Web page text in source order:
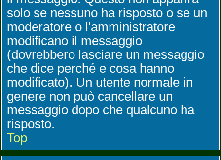
solo se nessuno ha risposto o se un
moderatore o l'amministratore
modificano il messaggio
(dovrebbero lasciare un messaggio
che dice perché e cosa hanno
modificato). Un utente normale in
genere non può cancellare un
messaggio dopo che qualcuno ha
risposto.
Top